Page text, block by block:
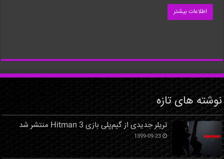
اطلاعات بیشتر
نوشته های تازه
تریلر جدیدی از گیم‌پلی بازی Hitman 3 منتشر شد
1399-09-23